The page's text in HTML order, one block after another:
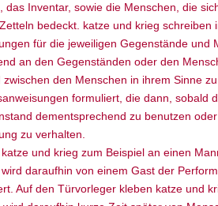
das Inventar, sowie die Menschen, die
bedeckt. katze und krieg
für die jeweiligen Gegenstände
an den Gegenständen oder den
zwischen den Menschen in ihrem Sinne
formuliert, die dann, sobald
dementsprechend zu benutzen
zu verhalten.
und krieg zum Beispiel an einen
daraufhin von einem Gast der
Auf den Türvorleger kleben katze und